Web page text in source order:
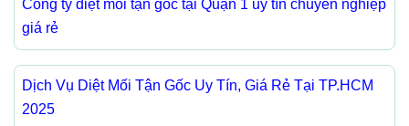
Công ty diệt mối tận gốc tại Quận 1 uy tín chuyên nghiệp
giá rẻ
Dịch Vụ Diệt Mối Tận Gốc Uy Tín, Giá Rẻ Tại TP.HCM
2025